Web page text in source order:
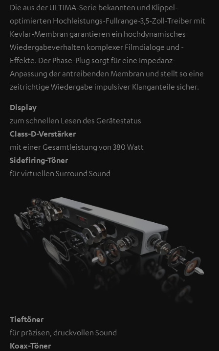
Die aus der ULTIMA-Serie bekannten und Klippel-
optimierten Hochleistungs-Fullrange-3,5-Zoll-Treiber mit
Kevlar-Membran garantieren ein hochdynamisches
Wiedergabeverhalten komplexer Filmdialoge und -
Effekte. Der Phase-Plug sorgt für eine Impedanz-
Anpassung der antreibenden Membran und stellt so eine
zeitrichtige Wiedergabe impulsiver Klanganteile sicher.
Display
zum schnellen Lesen des Gerätestatus
Class-D-Verstärker
mit einer Gesamtleistung von 380 Watt
Sidefiring-Töner
für virtuellen Surround Sound
Tieftöner
für präzisen, druckvollen Sound
Koax-Töner